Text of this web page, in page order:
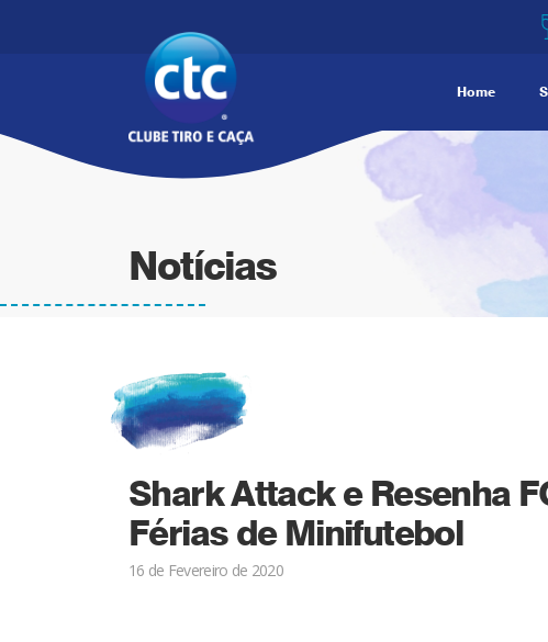
Home
Notícias
Shark Attack e Resenha
Férias de Minifutebol
16 de Fevereiro de 2020